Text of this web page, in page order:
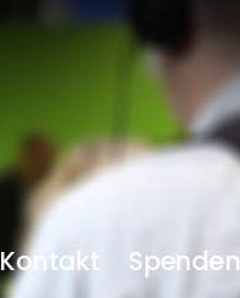
Kontakt Spenden